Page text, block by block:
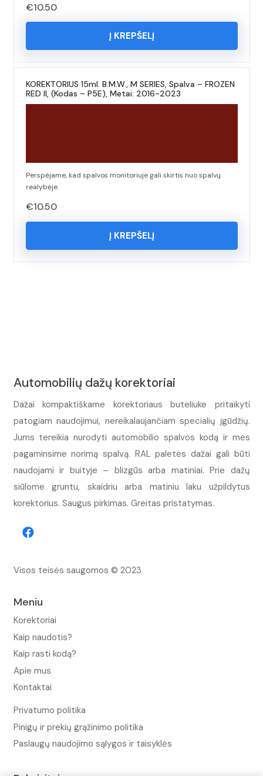
€10.50
Į KREPŠELĮ
KOREKTORIUS 15ml. B.M.W., M SERIES, Spalva – FROZEN
RED II, (Kodas – P5E), Metai: 2016-2023
Perspėjame, kad spalvos monitoriuje gali skirtis nuo spalvų
realybėje.
€10.50
Į KREPŠELĮ
Automobilių dažų korektoriai
Dažai kompaktiškame korektoriaus buteliuke pritaikyti
patogiam naudojimui, nereikalaujančiam specialių įgūdžių.
Jums tereikia nurodyti automobilio spalvos kodą ir mes
pagaminsime norimą spalvą. RAL paletės dažai gali būti
naudojami ir buityje – blizgūs arba matiniai. Prie dažų
siūlome gruntu, skaidriu arba matiniu laku užpildytus
korektorius. Saugus pirkimas. Greitas pristatymas.
Visos teisės saugomos © 2023
Meniu
Korektoriai
Kaip naudotis?
Kaip rasti kodą?
Apie mus
Kontaktai
Privatumo politika
Pinigų ir prekių grąžinimo politika
Paslaugų naudojimo sąlygos ir taisyklės